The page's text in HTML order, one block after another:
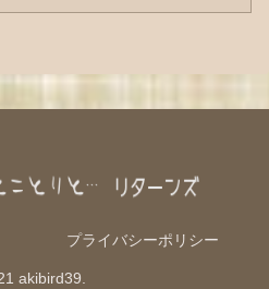
プライバシーポリシー
akibird39.